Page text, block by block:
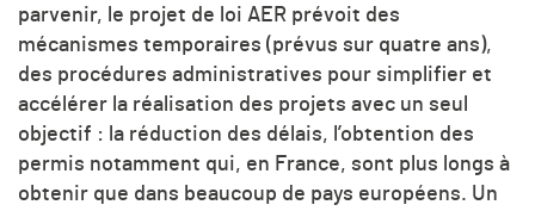
parvenir, le projet de loi AER prévoit des
mécanismes temporaires (prévus sur quatre ans),
des procédures administratives pour simplifier et
accélérer la réalisation des projets avec un seul
objectif : la réduction des délais, l’obtention des
permis notamment qui, en France, sont plus longs à
obtenir que dans beaucoup de pays européens. Un